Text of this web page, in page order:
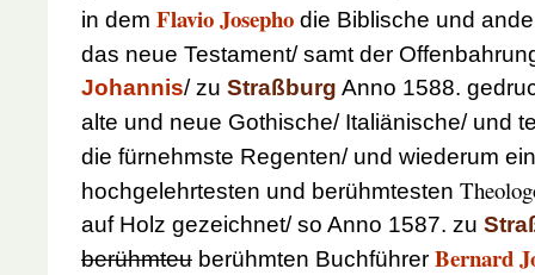
in dem Flavio Josepho die Biblische und
das neue Testament/ samt der
Johannis/ zu Straßburg Anno 1588.
alte und neue Gothische/ Italiänische/ und
die fürnehmste Regenten/ und wiederum
hochgelehrtesten und berühmtesten
auf Holz gezeichnet/ so Anno 1587. zu
berühmteu berühmten Buchführer Bernard